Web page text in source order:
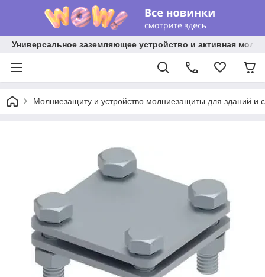
Универсальное заземляющее устройство и активная
Молниезащиту и устройство молниезащиты для зданий и